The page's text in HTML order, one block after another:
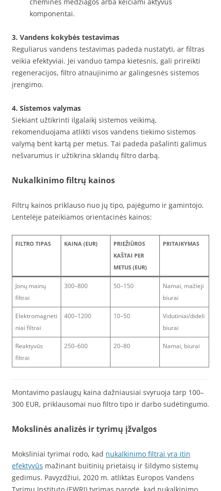
komponentai.
3. Vandens kokybės testavimas
Reguliarus vandens testavimas padeda nustatyti, ar filtras
veikia efektyviai. Jei vanduo tampa kietesnis, gali prireikti
regeneracijos, filtro atnaujinimo ar galingesnės sistemos
įrengimo.
4. Sistemos valymas
Siekiant užtikrinti ilgalaikį sistemos veikimą,
rekomenduojama atlikti visos vandens tiekimo sistemos
valymą bent kartą per metus. Tai padeda pašalinti galimus
nešvarumus ir užtikrina sklandų filtro darbą.
Nukalkinimo filtrų kainos
Filtrų kainos priklauso nuo jų tipo, pajėgumo ir gamintojo.
Lentelėje pateikiamos orientacinės kainos:
FILTRO TIPAS KAINA (EUR)
PRIEŽIŪROS
KAŠTAI PER
METUS (EUR)
PRITAIKYMAS
Jonų mainų
filtrai
300–800 50–150
Namai, mažieji
biurai
Elektromagneti
niai filtrai
400–1200 10–50
Vidutiniai/dideli
biurai
Reaktyvūs
filtrai
250–600 20–80 Namai, biurai
Montavimo paslaugų kaina dažniausiai svyruoja tarp 100–
300 EUR, priklausomai nuo filtro tipo ir darbo sudėtingumo.
Mokslinės analizės ir tyrimų įžvalgos
Moksliniai tyrimai rodo, kad nukalkinimo filtrai yra itin
efektyvūs mažinant buitinių prietaisų ir šildymo sistemų
gedimus. Pavyzdžiui, 2020 m. atliktas Europos Vandens